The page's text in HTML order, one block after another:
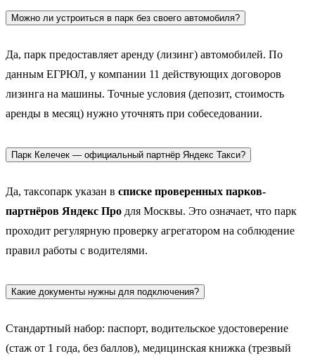
Можно ли устроиться в парк без своего автомобиля?
Да, парк предоставляет аренду (лизинг) автомобилей. По
данным ЕГРЮЛ, у компании 11 действующих договоров
лизинга на машины. Точные условия (депозит, стоимость
аренды в месяц) нужно уточнять при собеседовании.
Парк Келечек — официальный партнёр Яндекс Такси?
Да, таксопарк указан в списке проверенных парков-
партнёров Яндекс Про для Москвы. Это означает, что парк
проходит регулярную проверку агрегатором на соблюдение
правил работы с водителями.
Какие документы нужны для подключения?
Стандартный набор: паспорт, водительское удостоверение
(стаж от 1 года, без баллов), медицинская книжка (трезвый